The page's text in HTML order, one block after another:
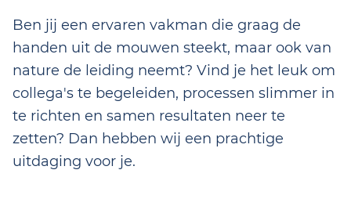
Ben jij een ervaren vakman die graag de
handen uit de mouwen steekt, maar ook van
nature de leiding neemt? Vind je het leuk om
collega's te begeleiden, processen slimmer in
te richten en samen resultaten neer te
zetten? Dan hebben wij een prachtige
uitdaging voor je.